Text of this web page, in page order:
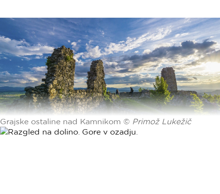
Grajske ostaline nad Kamnikom © Primož Lukežič